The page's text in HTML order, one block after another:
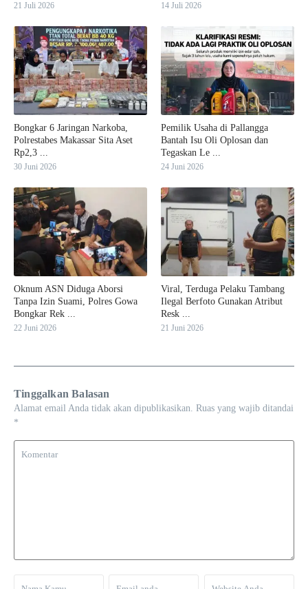
21 Juli 2026 14 Juli 2026
Bongkar 6 Jaringan Narkoba,
Polrestabes Makassar Sita Aset
Rp2,3 ...
30 Juni 2026
Pemilik Usaha di Pallangga
Bantah Isu Oli Oplosan dan
Tegaskan Le ...
24 Juni 2026
Oknum ASN Diduga Aborsi
Tanpa Izin Suami, Polres Gowa
Bongkar Rek ...
22 Juni 2026
Viral, Terduga Pelaku Tambang
Ilegal Berfoto Gunakan Atribut
Resk ...
21 Juni 2026
Tinggalkan Balasan
Alamat email Anda tidak akan dipublikasikan. Ruas yang wajib ditandai
*